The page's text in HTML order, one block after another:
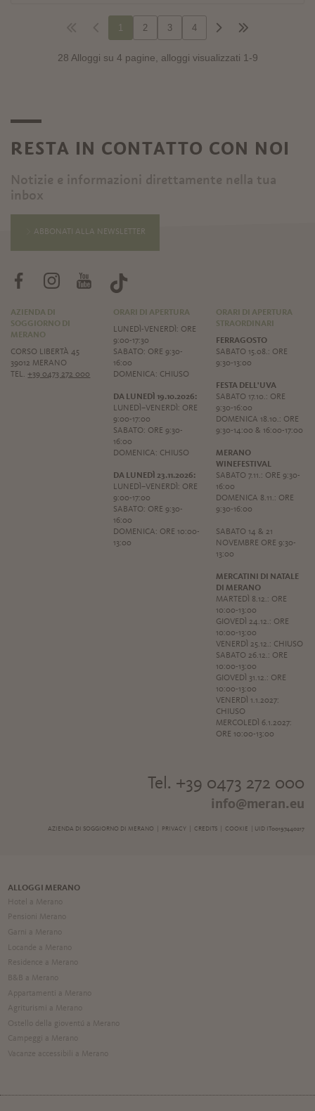
RESTA IN CONTATTO CON NOI
Notizie e informazioni direttamente nella tua
inbox
ABBONATI ALLA NEWSLETTER
AZIENDA DI
SOGGIORNO DI
MERANO
CORSO LIBERTÀ 45
39012 MERANO
TEL.+39 0473 272 000
ORARI DI APERTURA
LUNEDÌ-VENERDÌ: ORE
9:00-17:30
SABATO: ORE 9:30-
16:00
DOMENICA: CHIUSO
DA LUNEDÌ 19.10.2026:
LUNEDÌ–VENERDÌ: ORE
9:00-17:00
SABATO: ORE 9:30-
16:00
DOMENICA: CHIUSO
DA LUNEDÌ 23.11.2026:
LUNEDÌ–VENERDÌ: ORE
9:00-17:00
SABATO: ORE 9:30-
16:00
DOMENICA: ORE 10:00-
13:00
ORARI DI APERTURA
STRAORDINARI
FERRAGOSTO
SABATO 15.08.: ORE
9:30-13:00
FESTA DELL'UVA
SABATO 17.10.: ORE
9:30-16:00
DOMENICA 18.10.: ORE
9:30-14:00 & 16:00-17:00
MERANO
WINEFESTIVAL
SABATO 7.11.: ORE 9:30-
16:00
DOMENICA 8.11.: ORE
9:30-16:00
SABATO 14 & 21
NOVEMBRE ORE 9:30-
13:00
MERCATINI DI NATALE
DI MERANO
MARTEDÌ 8.12.: ORE
10:00-13:00
GIOVEDÌ 24.12.: ORE
10:00-13:00
VENERDÌ 25.12.: CHIUSO
SABATO 26.12.: ORE
10:00-13:00
GIOVEDÌ 31.12.: ORE
10:00-13:00
VENERDÌ 1.1.2027:
CHIUSO
MERCOLEDÌ 6.1.2027:
ORE 10:00-13:00
Tel. +39 0473 272 000
info@meran.eu
AZIENDA DI SOGGIORNO DI MERANO | PRIVACY| CREDITS| COOKIE | UID IT00197440217
ALLOGGI MERANO
Hotel a Merano
Pensioni Merano
Garni a Merano
Locande a Merano
Residence a Merano
B&B a Merano
Appartamenti a Merano
Agriturismi a Merano
Ostello della gioventú a Merano
Campeggi a Merano
Vacanze accessibili a Merano